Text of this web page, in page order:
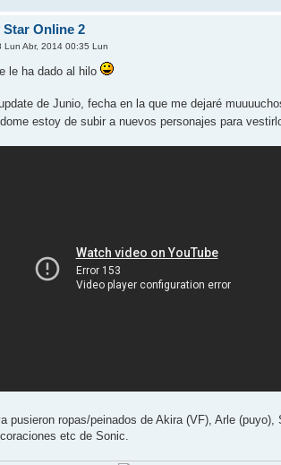
Star Online 2
Lun Abr, 2014 00:35 Lun
le ha dado al hilo
de Junio, fecha en la que me dejaré
estoy de subir a nuevos personajes para
pusieron ropas/peinados de Akira (VF), Arle
etc de Sonic.